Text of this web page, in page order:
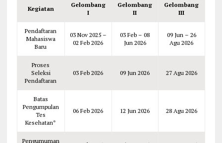
Kegiatan
Gelombang
I
Gelombang
II
Gelombang
III
Pendaftaran
Mahasiswa
Baru
03 Nov 2025 –
02 Feb 2026
03 Feb – 08
Jun 2026
09 Jun – 26
Agu 2026
Proses
Seleksi
Pendaftaran
03 Feb 2026 09 Jun 2026 27 Agu 2026
Batas
Pengumpulan
Tes
Kesehatan*
06 Feb 2026 12 Jun 2026 28 Agu 2026
Pengumuman